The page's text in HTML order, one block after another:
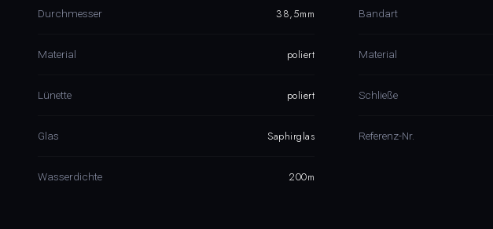
Durchmesser 38,5mm
Material poliert
Lünette poliert
Glas Saphirglas
Wasserdichte 200m
Bandart
Material
Schließe
Referenz-Nr.